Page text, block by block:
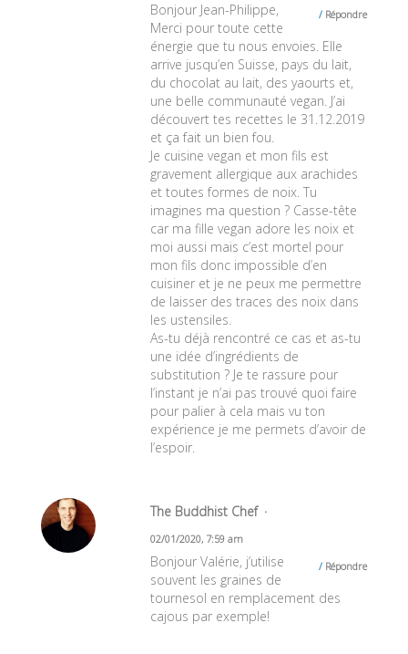
Répondre
Bonjour Jean-Philippe,
Merci pour toute cette
énergie que tu nous envoies. Elle
arrive jusqu’en Suisse, pays du lait,
du chocolat au lait, des yaourts et,
une belle communauté vegan. J’ai
découvert tes recettes le 31.12.2019
et ça fait un bien fou.
Je cuisine vegan et mon fils est
gravement allergique aux arachides
et toutes formes de noix. Tu
imagines ma question ? Casse-tête
car ma fille vegan adore les noix et
moi aussi mais c’est mortel pour
mon fils donc impossible d’en
cuisiner et je ne peux me permettre
de laisser des traces des noix dans
les ustensiles.
As-tu déjà rencontré ce cas et as-tu
une idée d’ingrédients de
substitution ? Je te rassure pour
l’instant je n’ai pas trouvé quoi faire
pour palier à cela mais vu ton
expérience je me permets d’avoir de
l’espoir.
The Buddhist Chef
02/01/2020, 7:59 am
Répondre
Bonjour Valérie, j’utilise
souvent les graines de
tournesol en remplacement des
cajous par exemple!